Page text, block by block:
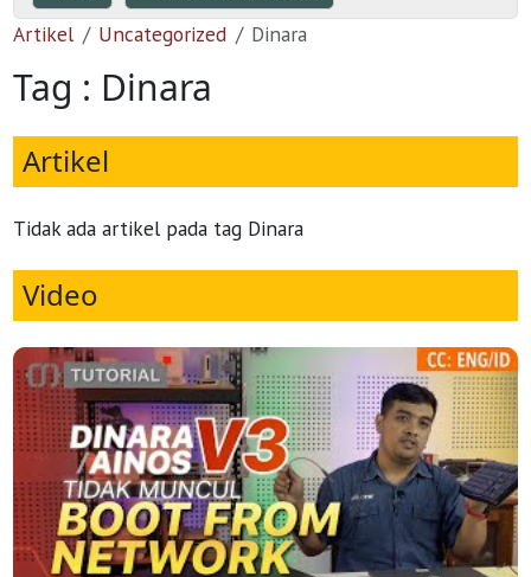
Artikel Uncategorized Dinara
Tag : Dinara
Artikel
Tidak ada artikel pada tag Dinara
Video